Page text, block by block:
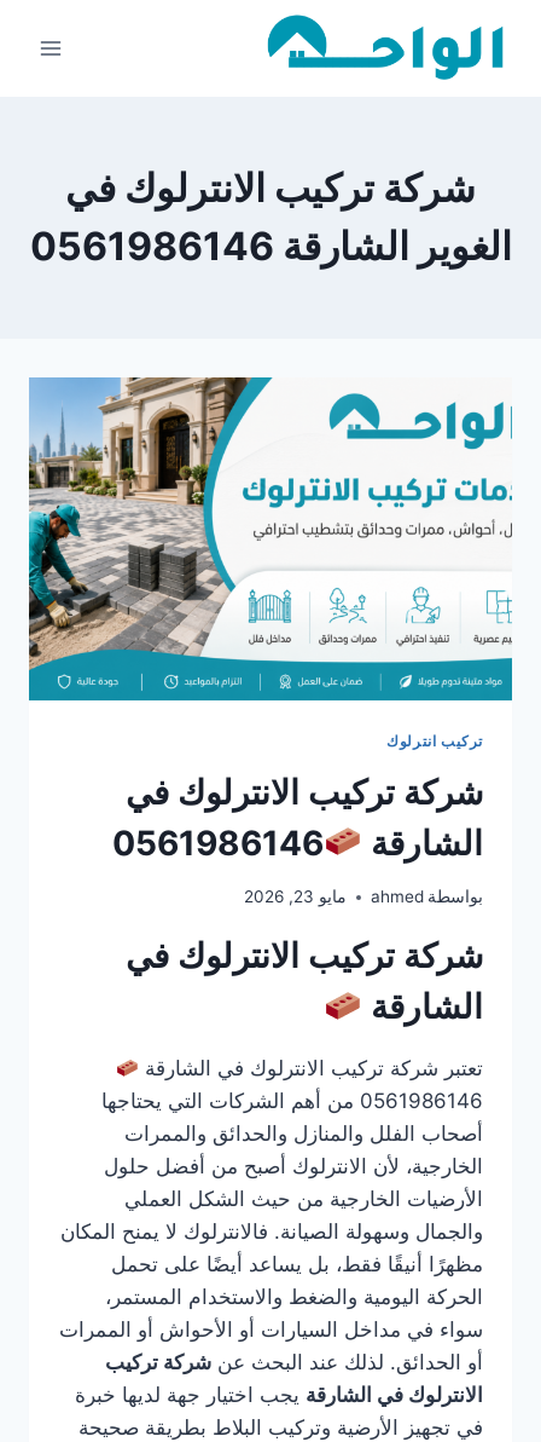
شركة تركيب الانترلوك في
الغوير الشارقة 0561986146
تركيب انترلوك
شركة تركيب الانترلوك في
الشارقة
0561986146
بواسطة ahmed مايو 23, 2026
شركة تركيب الانترلوك في
الشارقة
تعتبر شركة تركيب الانترلوك في الشارقة
0561986146 من أهم الشركات التي يحتاجها
أصحاب الفلل والمنازل والحدائق والممرات
الخارجية، لأن الانترلوك أصبح من أفضل حلول
الأرضيات الخارجية من حيث الشكل العملي
والجمال وسهولة الصيانة. فالانترلوك لا يمنح المكان
مظهرًا أنيقًا فقط، بل يساعد أيضًا على تحمل
الحركة اليومية والضغط والاستخدام المستمر،
سواء في مداخل السيارات أو الأحواش أو الممرات
أو الحدائق. لذلك عند البحث عن شركة تركيب
الانترلوك في الشارقة يجب اختيار جهة لديها خبرة
في تجهيز الأرضية وتركيب البلاط بطريقة صحيحة